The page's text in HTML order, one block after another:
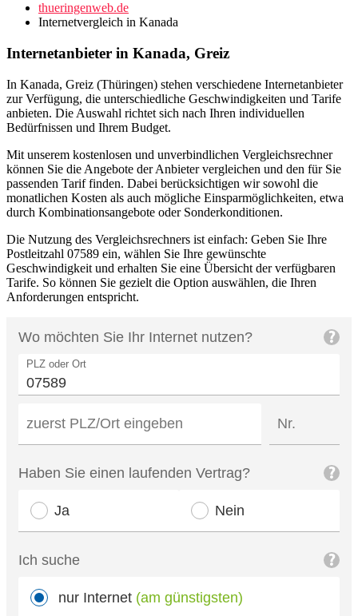
thueringenweb.de
Internetvergleich in Kanada
Internetanbieter in Kanada, Greiz
In Kanada, Greiz (Thüringen) stehen verschiedene Internetanbieter
zur Verfügung, die unterschiedliche Geschwindigkeiten und Tarife
anbieten. Die Auswahl richtet sich nach Ihren individuellen
Bedürfnissen und Ihrem Budget.
Mit unserem kostenlosen und unverbindlichen Vergleichsrechner
können Sie die Angebote der Anbieter vergleichen und den für Sie
passenden Tarif finden. Dabei berücksichtigen wir sowohl die
monatlichen Kosten als auch mögliche Einsparmöglichkeiten, etwa
durch Kombinationsangebote oder Sonderkonditionen.
Die Nutzung des Vergleichsrechners ist einfach: Geben Sie Ihre
Postleitzahl 07589 ein, wählen Sie Ihre gewünschte
Geschwindigkeit und erhalten Sie eine Übersicht der verfügbaren
Tarife. So können Sie gezielt die Option auswählen, die Ihren
Anforderungen entspricht.